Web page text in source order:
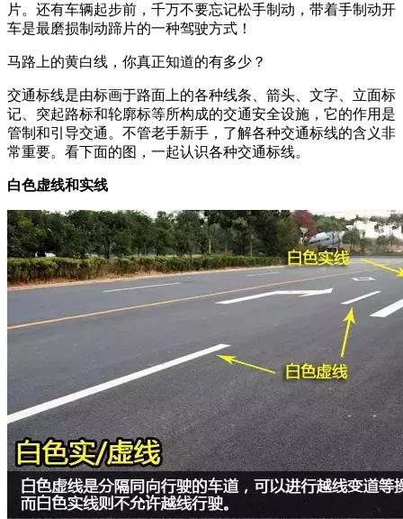
片。还有车辆起步前，千万不要忘记松手制动，带着手制动开
车是最磨损制动蹄片的一种驾驶方式！
马路上的黄白线，你真正知道的有多少？
交通标线是由标画于路面上的各种线条、箭头、文字、立面标
记、突起路标和轮廓标等所构成的交通安全设施，它的作用是
管制和引导交通。不管老手新手，了解各种交通标线的含义非
常重要。看下面的图，一起认识各种交通标线。
白色虚线和实线